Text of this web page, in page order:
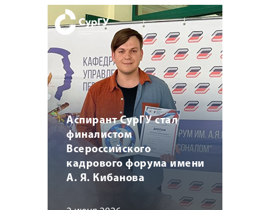
Аспирант СурГУ стал
финалистом
Всероссийского
кадрового форума имени
А. Я. Кибанова